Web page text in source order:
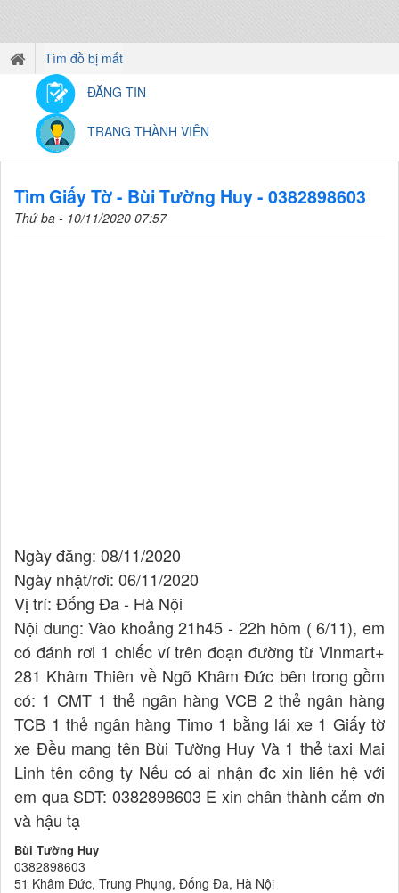
Tìm đồ bị mất
ĐĂNG TIN
TRANG THÀNH VIÊN
Tìm Giấy Tờ - Bùi Tường Huy - 0382898603
Thứ ba - 10/11/2020 07:57
Ngày đăng: 08/11/2020
Ngày nhặt/rơi: 06/11/2020
Vị trí: Đống Đa - Hà Nội
Nội dung: Vào khoảng 21h45 - 22h hôm ( 6/11), em
có đánh rơi 1 chiếc ví trên đoạn đường từ Vinmart+
281 Khâm Thiên về Ngõ Khâm Đức bên trong gồm
có: 1 CMT 1 thẻ ngân hàng VCB 2 thẻ ngân hàng
TCB 1 thẻ ngân hàng Timo 1 bằng lái xe 1 Giấy tờ
xe Đều mang tên Bùi Tường Huy Và 1 thẻ taxi Mai
Linh tên công ty Nếu có ai nhận đc xin liên hệ với
em qua SDT: 0382898603 E xin chân thành cảm ơn
và hậu tạ
Bùi Tường Huy
0382898603
51 Khâm Đức, Trung Phụng, Đống Đa, Hà Nội